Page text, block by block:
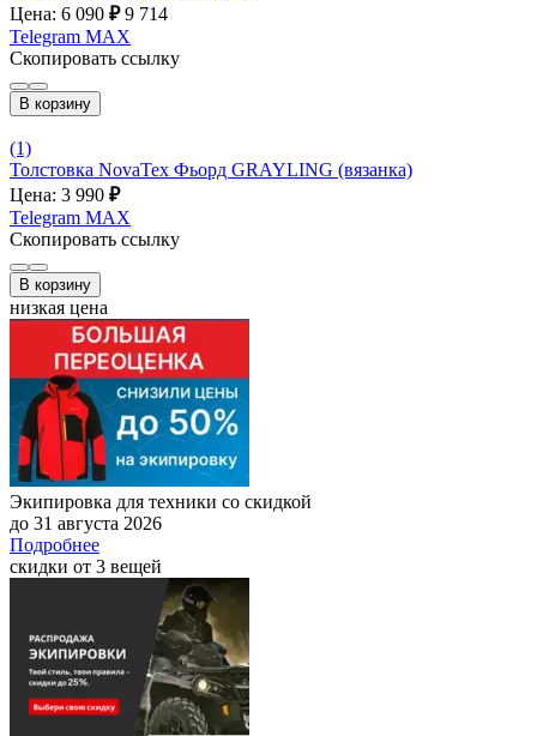
Цена: 6 090 ₽ 9 714
Telegram MAX
Скопировать ссылку
В корзину
(1)
Толстовка NovaTex Фьорд GRAYLING (вязанка)
Цена: 3 990 ₽
Telegram MAX
Скопировать ссылку
В корзину
низкая цена
Экипировка для техники со скидкой
до 31 августа 2026
Подробнее
скидки от 3 вещей